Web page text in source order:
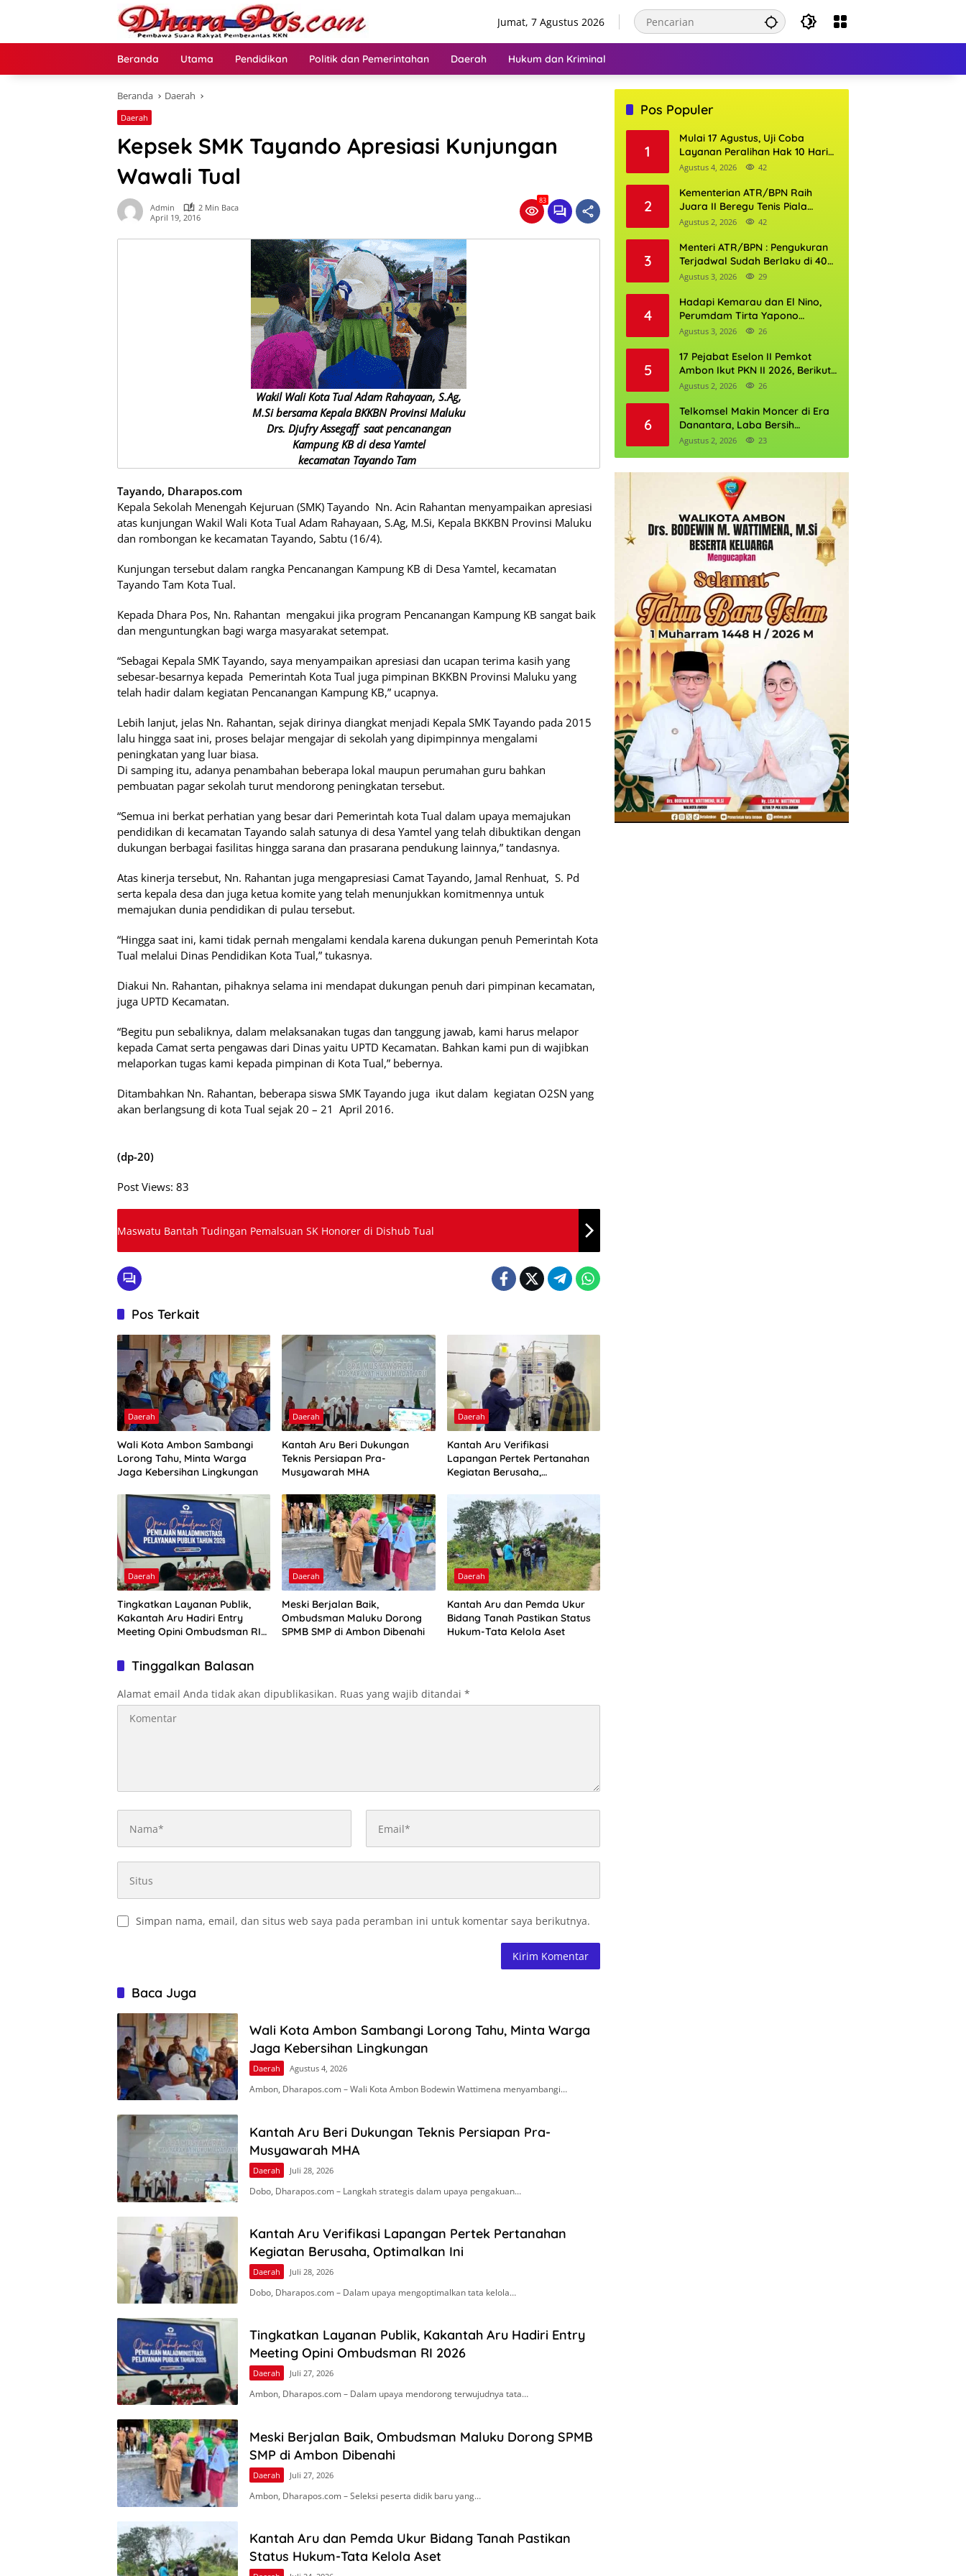
Jumat, 7 Agustus 2026
Beranda Utama Pendidikan Politik dan Pemerintahan Daerah Hukum dan Kriminal
Beranda Daerah
Daerah
Kepsek SMK Tayando Apresiasi Kunjungan
Wawali Tual
Admin
2 Min Baca
April 19, 2016
83
Wakil Wali Kota Tual Adam Rahayaan, S.Ag,
M.Si bersama Kepala BKKBN Provinsi Maluku
Drs. Djufry Assegaff saat pencanangan
Kampung KB di desa Yamtel
kecamatan Tayando Tam
Tayando, Dharapos.com
Kepala Sekolah Menengah Kejuruan (SMK) Tayando Nn. Acin Rahantan menyampaikan apresiasi
atas kunjungan Wakil Wali Kota Tual Adam Rahayaan, S.Ag, M.Si, Kepala BKKBN Provinsi Maluku
dan rombongan ke kecamatan Tayando, Sabtu (16/4).
Kunjungan tersebut dalam rangka Pencanangan Kampung KB di Desa Yamtel, kecamatan
Tayando Tam Kota Tual.
Kepada Dhara Pos, Nn. Rahantan mengakui jika program Pencanangan Kampung KB sangat baik
dan menguntungkan bagi warga masyarakat setempat.
“Sebagai Kepala SMK Tayando, saya menyampaikan apresiasi dan ucapan terima kasih yang
sebesar-besarnya kepada Pemerintah Kota Tual juga pimpinan BKKBN Provinsi Maluku yang
telah hadir dalam kegiatan Pencanangan Kampung KB,” ucapnya.
Lebih lanjut, jelas Nn. Rahantan, sejak dirinya diangkat menjadi Kepala SMK Tayando pada 2015
lalu hingga saat ini, proses belajar mengajar di sekolah yang dipimpinnya mengalami
peningkatan yang luar biasa.
Di samping itu, adanya penambahan beberapa lokal maupun perumahan guru bahkan
pembuatan pagar sekolah turut mendorong peningkatan tersebut.
“Semua ini berkat perhatian yang besar dari Pemerintah kota Tual dalam upaya memajukan
pendidikan di kecamatan Tayando salah satunya di desa Yamtel yang telah dibuktikan dengan
dukungan berbagai fasilitas hingga sarana dan prasarana pendukung lainnya,” tandasnya.
Atas kinerja tersebut, Nn. Rahantan juga mengapresiasi Camat Tayando, Jamal Renhuat, S. Pd
serta kepala desa dan juga ketua komite yang telah menunjukkan komitmennya untuk
memajukan dunia pendidikan di pulau tersebut.
“Hingga saat ini, kami tidak pernah mengalami kendala karena dukungan penuh Pemerintah Kota
Tual melalui Dinas Pendidikan Kota Tual,” tukasnya.
Diakui Nn. Rahantan, pihaknya selama ini mendapat dukungan penuh dari pimpinan kecamatan,
juga UPTD Kecamatan.
“Begitu pun sebaliknya, dalam melaksanakan tugas dan tanggung jawab, kami harus melapor
kepada Camat serta pengawas dari Dinas yaitu UPTD Kecamatan. Bahkan kami pun di wajibkan
melaporkan tugas kami kepada pimpinan di Kota Tual,” bebernya.
Ditambahkan Nn. Rahantan, beberapa siswa SMK Tayando juga ikut dalam kegiatan O2SN yang
akan berlangsung di kota Tual sejak 20 – 21 April 2016.
(dp-20)
Post Views: 83
Maswatu Bantah Tudingan Pemalsuan SK Honorer di Dishub Tual
Pos Terkait
Daerah
Wali Kota Ambon Sambangi
Lorong Tahu, Minta Warga
Jaga Kebersihan Lingkungan
Daerah
Kantah Aru Beri Dukungan
Teknis Persiapan Pra-
Musyawarah MHA
Daerah
Kantah Aru Verifikasi
Lapangan Pertek Pertanahan
Kegiatan Berusaha,
Daerah
Tingkatkan Layanan Publik,
Kakantah Aru Hadiri Entry
Meeting Opini Ombudsman RI
Daerah
Meski Berjalan Baik,
Ombudsman Maluku Dorong
SPMB SMP di Ambon Dibenahi
Daerah
Kantah Aru dan Pemda Ukur
Bidang Tanah Pastikan Status
Hukum-Tata Kelola Aset
Tinggalkan Balasan
Alamat email Anda tidak akan dipublikasikan. Ruas yang wajib ditandai *
Simpan nama, email, dan situs web saya pada peramban ini untuk komentar saya berikutnya.
Baca Juga
Wali Kota Ambon Sambangi Lorong Tahu, Minta Warga
Jaga Kebersihan Lingkungan
Daerah Agustus 4, 2026
Ambon, Dharapos.com – Wali Kota Ambon Bodewin Wattimena menyambangi…
Kantah Aru Beri Dukungan Teknis Persiapan Pra-
Musyawarah MHA
Daerah Juli 28, 2026
Dobo, Dharapos.com – Langkah strategis dalam upaya pengakuan…
Kantah Aru Verifikasi Lapangan Pertek Pertanahan
Kegiatan Berusaha, Optimalkan Ini
Daerah Juli 28, 2026
Dobo, Dharapos.com – Dalam upaya mengoptimalkan tata kelola…
Tingkatkan Layanan Publik, Kakantah Aru Hadiri Entry
Meeting Opini Ombudsman RI 2026
Daerah Juli 27, 2026
Ambon, Dharapos.com – Dalam upaya mendorong terwujudnya tata…
Meski Berjalan Baik, Ombudsman Maluku Dorong SPMB
SMP di Ambon Dibenahi
Daerah Juli 27, 2026
Ambon, Dharapos.com – Seleksi peserta didik baru yang…
Kantah Aru dan Pemda Ukur Bidang Tanah Pastikan
Status Hukum-Tata Kelola Aset
Pos Populer
1
Mulai 17 Agustus, Uji Coba
Layanan Peralihan Hak 10 Hari
di 15 Kantor Pertanahan
Agustus 4, 2026 42
2
Kementerian ATR/BPN Raih
Juara II Beregu Tenis Piala
Gubernur DKI Jakarta 2026
Agustus 2, 2026 42
3
Menteri ATR/BPN : Pengukuran
Terjadwal Sudah Berlaku di 400
Kantor Pertanahan
Agustus 3, 2026 29
4
Hadapi Kemarau dan El Nino,
Perumdam Tirta Yapono
Perkuat Cadangan Air Ambon
Agustus 3, 2026 26
5
17 Pejabat Eselon II Pemkot
Ambon Ikut PKN II 2026, Berikut
Daftarnya
Agustus 2, 2026 26
6
Telkomsel Makin Moncer di Era
Danantara, Laba Bersih
Semester I 2026 Tembus Rp10,4
Agustus 2, 2026 23